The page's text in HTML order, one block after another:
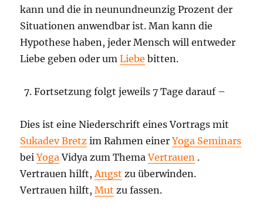
kann und die in neunundneunzig Prozent der
Situationen anwendbar ist. Man kann die
Hypothese haben, jeder Mensch will entweder
Liebe geben oder umLiebe bitten.
Fortsetzung folgt jeweils 7 Tage darauf –
Dies ist eine Niederschrift eines Vortrags mit
Sukadev Bretz im Rahmen einerYoga Seminars
beiYogaVidya zum ThemaVertrauen .
Vertrauen hilft,Angst zu überwinden.
Vertrauen hilft,Mut zu fassen.